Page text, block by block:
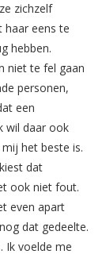
zichzelf
haar eens te
hebben.
niet te fel gaan
personen,
een
wil daar ook
het beste is.
dat
ook niet fout.
even apart
dat gedeelte.
Ik voelde me